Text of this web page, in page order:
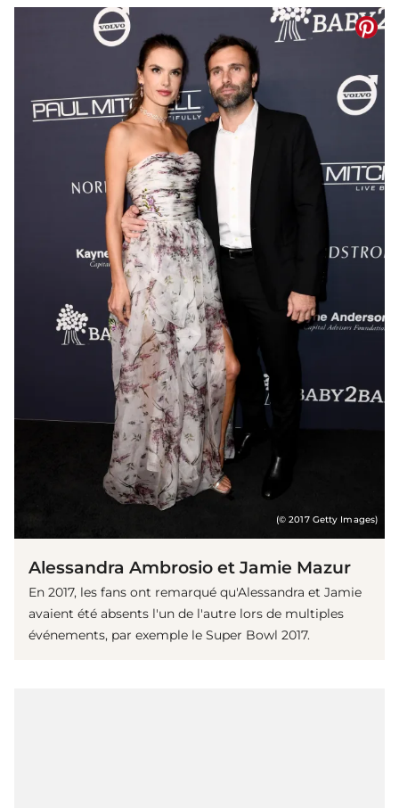
(© 2017 Getty Images)
Alessandra Ambrosio et Jamie Mazur
En 2017, les fans ont remarqué qu'Alessandra et Jamie
avaient été absents l'un de l'autre lors de multiples
événements, par exemple le Super Bowl 2017.